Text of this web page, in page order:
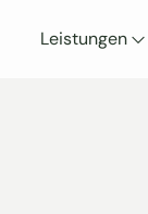
Leistungen